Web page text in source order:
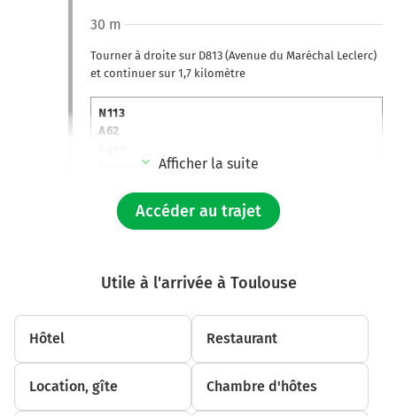
Tourner à droite sur D813 (Avenue du Maréchal Leclerc)
et continuer sur 1,7 kilomètre
N113
A62
Moissac
Route de Moissac
30 m
continuer sur 500 mètres
Continuer A62 sur 650 mètres
Afficher la suite
Accéder au trajet
Utile à l'arrivée à Toulouse
Hôtel Restaurant
Location, gîte Chambre d'hôtes